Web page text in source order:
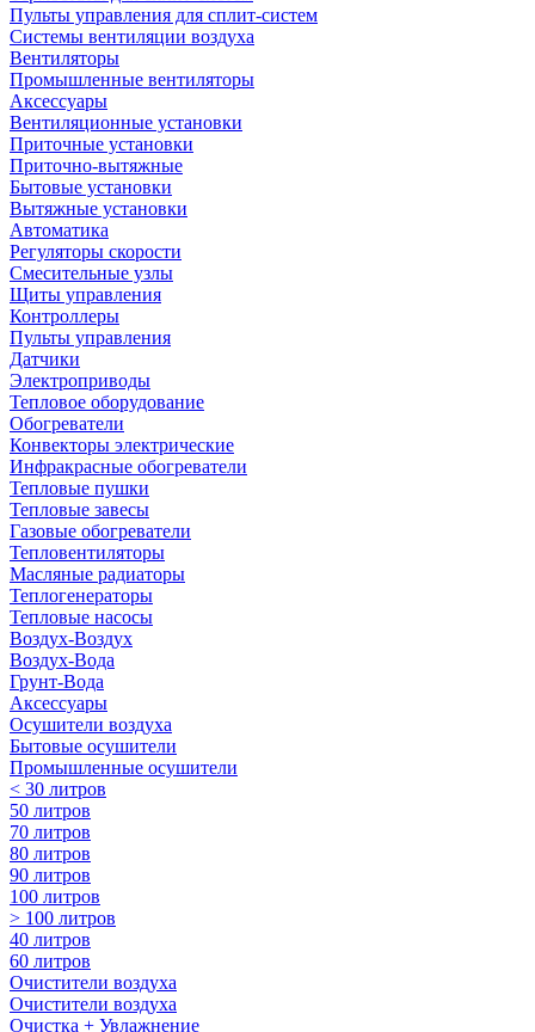
Пульты управления для сплит-систем
Системы вентиляции воздуха
Вентиляторы
Промышленные вентиляторы
Аксессуары
Вентиляционные установки
Приточные установки
Приточно-вытяжные
Бытовые установки
Вытяжные установки
Автоматика
Регуляторы скорости
Смесительные узлы
Щиты управления
Контроллеры
Пульты управления
Датчики
Электроприводы
Тепловое оборудование
Обогреватели
Конвекторы электрические
Инфракрасные обогреватели
Тепловые пушки
Тепловые завесы
Газовые обогреватели
Тепловентиляторы
Масляные радиаторы
Теплогенераторы
Тепловые насосы
Воздух-Воздух
Воздух-Вода
Грунт-Вода
Аксессуары
Осушители воздуха
Бытовые осушители
Промышленные осушители
< 30 литров
50 литров
70 литров
80 литров
90 литров
100 литров
> 100 литров
40 литров
60 литров
Очистители воздуха
Очистители воздуха
Очистка + Увлажнение